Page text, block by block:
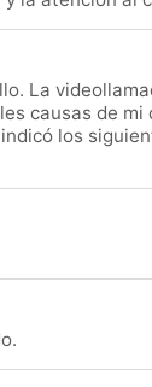
La
causas de mi
los